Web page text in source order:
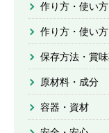
作り方・使い
作り方・使い方
保存方法・賞
原材料・成分
容器・資材